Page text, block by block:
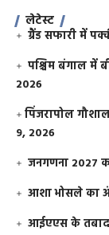
लेटेस्ट
ग्रैंड सफारी में
पश्चिम बंगाल में
2026
​पिंजरापोल
9, 2026
जनगणना 2027
आशा भोसले का
आईएएस के